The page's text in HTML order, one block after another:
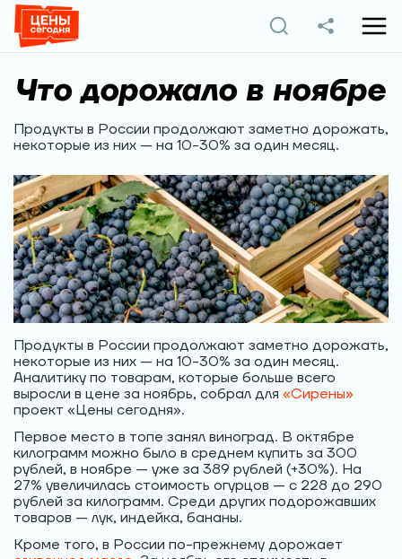
Что дорожало в ноябре
Продукты в России продолжают заметно дорожать,
некоторые из них — на 10-30% за один месяц.
Продукты в России продолжают заметно дорожать,
некоторые из них — на 10-30% за один месяц.
Аналитику по товарам, которые больше всего
выросли в цене за ноябрь, собрал для «Cирены»
проект «Цены сегодня».
Первое место в топе занял виноград. В октябре
килограмм можно было в среднем купить за 300
рублей, в ноябре — уже за 389 рублей (+30%). На
27% увеличилась стоимость огурцов — с 228 до 290
рублей за килограмм. Среди других подорожавших
товаров — лук, индейка, бананы.
Кроме того, в России по-прежнему дорожает